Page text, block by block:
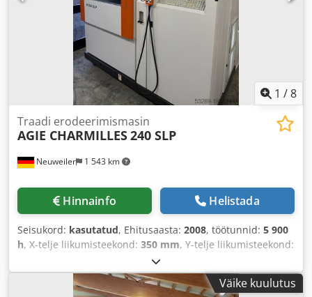
1 /8
Neuweiler 1 543 km
Traadi erodeerimismasin
AGIE CHARMILLES240 SLP
Hinnainfo Helistada
Seisukord: kasutatud, Ehitusaasta: 2008, töötunnid: 5 900
h, X-telje liikumisteekond: 350 mm, Y-telje liikumisteekond:
, Z-telje liikumisteekond:
Väike kuulutus